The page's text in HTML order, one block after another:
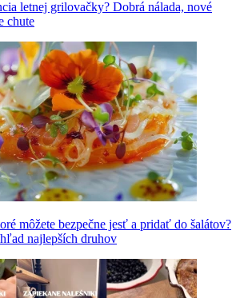
letnej grilovačky? Dobrá nálada, nové
chute
môžete bezpečne jesť a pridať do šalátov?
najlepších druhov